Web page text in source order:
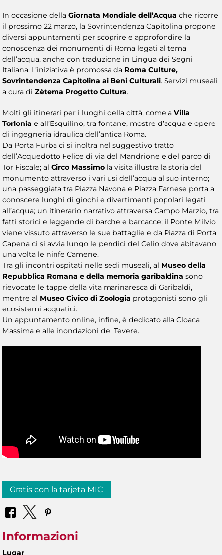
In occasione della Giornata Mondiale dell’Acqua che ricorre
il prossimo 22 marzo, la Sovrintendenza Capitolina propone
diversi appuntamenti per scoprire e approfondire la
conoscenza dei monumenti di Roma legati al tema
dell’acqua, anche con traduzione in Lingua dei Segni
Italiana. L’iniziativa è promossa da Roma Culture,
Sovrintendenza Capitolina ai Beni Culturali. Servizi museali
a cura di Zètema Progetto Cultura.
Molti gli itinerari per i luoghi della città, come a Villa
Torlonia e all’Esquilino, tra fontane, mostre d’acqua e opere
di ingegneria idraulica dell’antica Roma.
Da Porta Furba ci si inoltra nel suggestivo tratto
dell’Acquedotto Felice di via del Mandrione e del parco di
Tor Fiscale; al Circo Massimo la visita illustra la storia del
monumento attraverso i vari usi dell’acqua al suo interno;
una passeggiata tra Piazza Navona e Piazza Farnese porta a
conoscere luoghi di giochi e divertimenti popolari legati
all’acqua; un itinerario narrativo attraversa Campo Marzio, tra
fatti storici e leggende di barche e barcacce; il Ponte Milvio
viene vissuto attraverso le sue battaglie e da Piazza di Porta
Capena ci si avvia lungo le pendici del Celio dove abitavano
una volta le ninfe Camene.
Tra gli incontri ospitati nelle sedi museali, al Museo della
Repubblica Romana e della memoria garibaldina sono
rievocate le tappe della vita marinaresca di Garibaldi,
mentre al Museo Civico di Zoologia protagonisti sono gli
ecosistemi acquatici.
Un appuntamento online, infine, è dedicato alla Cloaca
Massima e alle inondazioni del Tevere.
Gratis con la tarjeta MIC
Informazioni
Lugar